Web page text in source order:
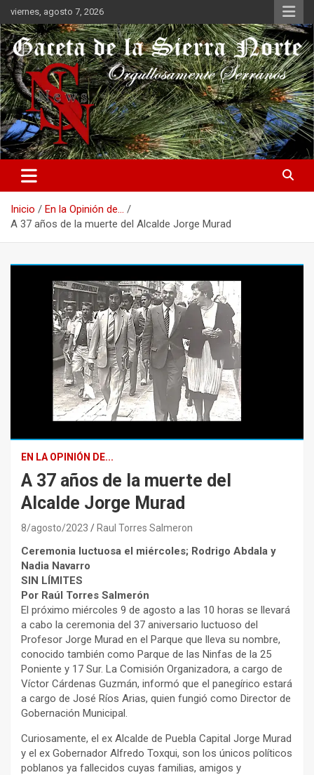
Saltar
al
contenido
viernes, agosto 7, 2026
Gaceta de la Sierra Norte
Orgullosamente Serranos
Inicio
En la Opinión de...
A 37 años de la muerte del Alcalde Jorge Murad
EN LA OPINIÓN DE...
A 37 años de la muerte del
Alcalde Jorge Murad
8/agosto/2023 Raul Torres Salmeron
Ceremonia luctuosa el miércoles; Rodrigo Abdala y
Nadia Navarro
SIN LÍMITES
Por Raúl Torres Salmerón
El próximo miércoles 9 de agosto a las 10 horas se llevará
a cabo la ceremonia del 37 aniversario luctuoso del
Profesor Jorge Murad en el Parque que lleva su nombre,
conocido también como Parque de las Ninfas de la 25
Poniente y 17 Sur. La Comisión Organizadora, a cargo de
Víctor Cárdenas Guzmán, informó que el panegírico estará
a cargo de José Ríos Arias, quien fungió como Director de
Gobernación Municipal.
Curiosamente, el ex Alcalde de Puebla Capital Jorge Murad
y el ex Gobernador Alfredo Toxqui, son los únicos políticos
poblanos ya fallecidos cuyas familias, amigos y